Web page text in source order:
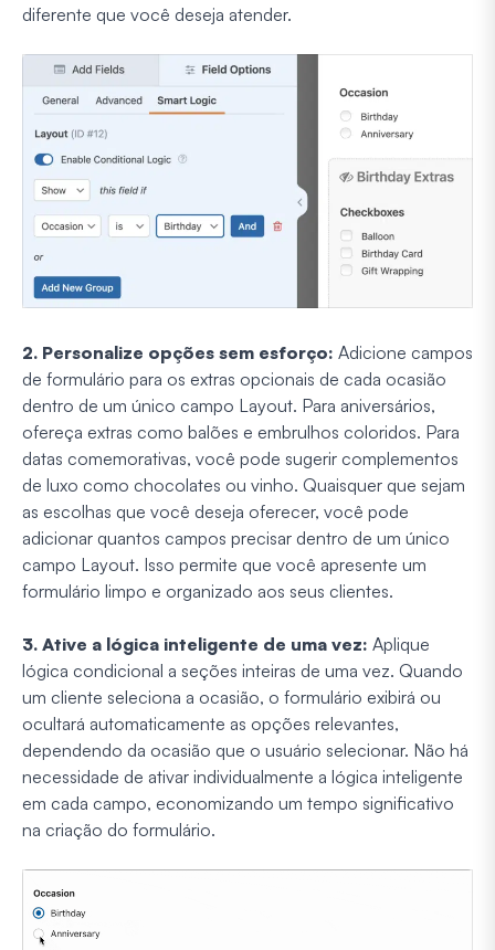
diferente que você deseja atender.
2. Personalize opções sem esforço: Adicione campos
de formulário para os extras opcionais de cada ocasião
dentro de um único campo Layout. Para aniversários,
ofereça extras como balões e embrulhos coloridos. Para
datas comemorativas, você pode sugerir complementos
de luxo como chocolates ou vinho. Quaisquer que sejam
as escolhas que você deseja oferecer, você pode
adicionar quantos campos precisar dentro de um único
campo Layout. Isso permite que você apresente um
formulário limpo e organizado aos seus clientes.
3. Ative a lógica inteligente de uma vez: Aplique
lógica condicional a seções inteiras de uma vez. Quando
um cliente seleciona a ocasião, o formulário exibirá ou
ocultará automaticamente as opções relevantes,
dependendo da ocasião que o usuário selecionar. Não há
necessidade de ativar individualmente a lógica inteligente
em cada campo, economizando um tempo significativo
na criação do formulário.